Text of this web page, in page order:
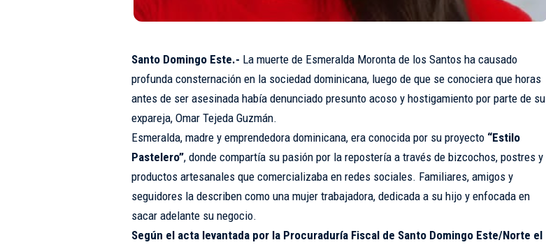
Santo Domingo Este.- La muerte de Esmeralda Moronta de los Santos ha causado
profunda consternación en la sociedad dominicana, luego de que se conociera que horas
antes de ser asesinada había denunciado presunto acoso y hostigamiento por parte de su
expareja, Omar Tejeda Guzmán.
Esmeralda, madre y emprendedora dominicana, era conocida por su proyecto “Estilo
Pastelero”, donde compartía su pasión por la repostería a través de bizcochos, postres y
productos artesanales que comercializaba en redes sociales. Familiares, amigos y
seguidores la describen como una mujer trabajadora, dedicada a su hijo y enfocada en
sacar adelante su negocio.
Según el acta levantada por la Procuraduría Fiscal de Santo Domingo Este/Norte el